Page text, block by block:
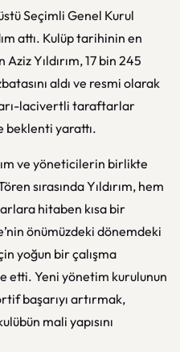
Seçimli Genel Kurul
attı. Kulüp tarihinin en
Yıldırım, 17 bin 245
aldı ve resmi olarak
lacivertli taraftarlar
beklenti yarattı.
ve yöneticilerin birlikte
sırasında Yıldırım, hem
hitaben kısa bir
önümüzdeki dönemdeki
yoğun bir çalışma
etti. Yeni yönetim kurulunun
başarıyı artırmak,
mali yapısını